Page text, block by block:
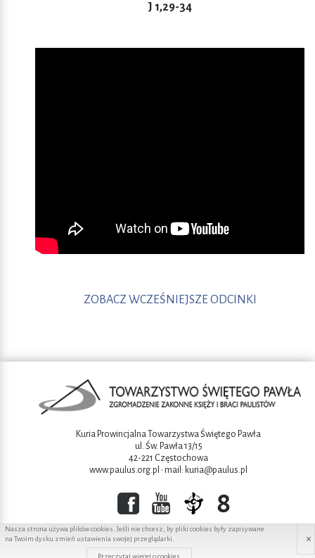
J 1,29-34
ZOBACZ WCZEŚNIEJSZE ODCINKI
Kuria Prowincjalna Towarzystwa Świętego Pawła
ul. Św. Pawła 13/15
42-221 Częstochowa
www.paulus.org.pl • mail: kuria@paulus.pl
Copyright ©2016 Towarzystwo świętego Pawła
Nasza strona używa plików cookies. Jeśli nie chcesz, by pliki cookies były zapisywane
na Twoim dysku zmień ustawienia swojej przeglądarki.
×
Przeczytaj więcej o cookies